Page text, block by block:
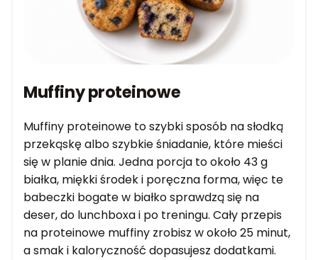
Muffiny proteinowe
Muffiny proteinowe to szybki sposób na słodką
przekąskę albo szybkie śniadanie, które mieści
się w planie dnia. Jedna porcja to około 43 g
białka, miękki środek i poręczna forma, więc te
babeczki bogate w białko sprawdzą się na
deser, do lunchboxa i po treningu. Cały przepis
na proteinowe muffiny zrobisz w około 25 minut,
a smak i kaloryczność dopasujesz dodatkami.